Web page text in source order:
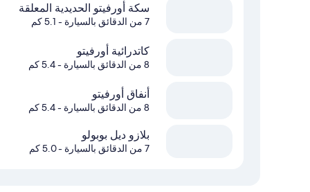
سكة أورفيتو الحديدية المعلقة
7 من الدقائق بالسيارة - 5.1 كم
كاتدرائية أورفيتو‬
8 من الدقائق بالسيارة - 5.4 كم
أنفاق أورفيتو
8 من الدقائق بالسيارة - 5.4 كم
بلازو ديل بوبولو
7 من الدقائق بالسيارة - 5.0 كم